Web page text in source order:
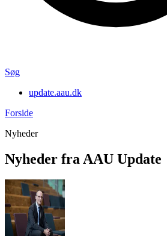
Søg
update.aau.dk
Forside
Nyheder
Nyheder fra AAU Update